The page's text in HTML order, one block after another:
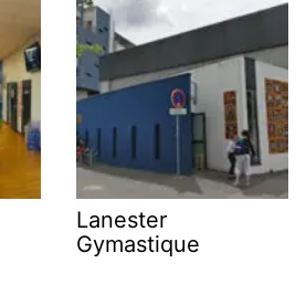
Lanester
Gymastique